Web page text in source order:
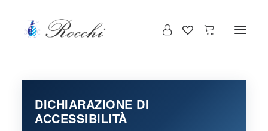
DICHIARAZIONE DI
ACCESSIBILITÀ